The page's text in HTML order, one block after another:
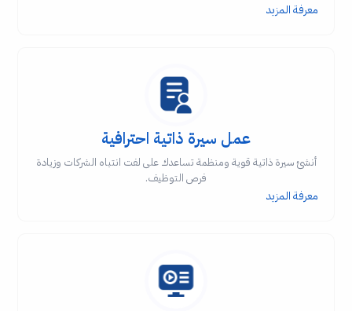
معرفة المزيد
عمل سيرة ذاتية احترافية
أنشئ سيرة ذاتية قوية ومنظمة تساعدك على لفت انتباه الشركات وزيادة
فرص التوظيف.
معرفة المزيد